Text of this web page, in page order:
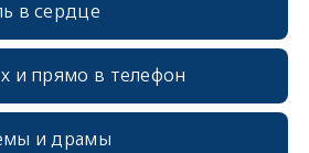
в сердце
и прямо в телефон
и драмы